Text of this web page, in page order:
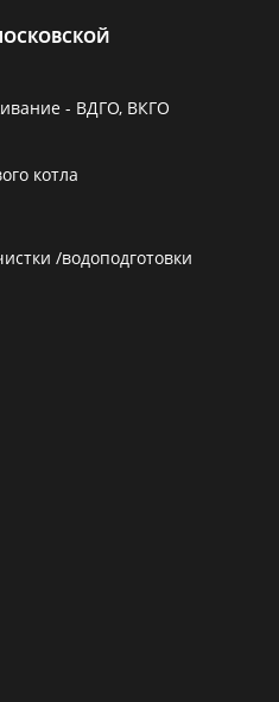
- ВДГО, ВКГО
котла
/водоподготовки